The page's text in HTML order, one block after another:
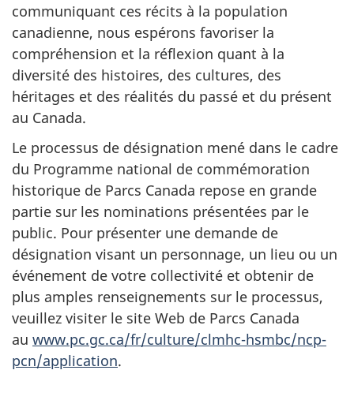
communiquant ces récits à la population
canadienne, nous espérons favoriser la
compréhension et la réflexion quant à la
diversité des histoires, des cultures, des
héritages et des réalités du passé et du présent
au Canada.
Le processus de désignation mené dans le cadre
du Programme national de commémoration
historique de Parcs Canada repose en grande
partie sur les nominations présentées par le
public. Pour présenter une demande de
désignation visant un personnage, un lieu ou un
événement de votre collectivité et obtenir de
plus amples renseignements sur le processus,
veuillez visiter le site Web de Parcs Canada
au www.pc.gc.ca/fr/culture/clmhc-hsmbc/ncp-
pcn/application.